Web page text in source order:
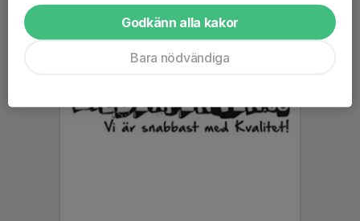
Godkänn alla kakor
Bara nödvändiga